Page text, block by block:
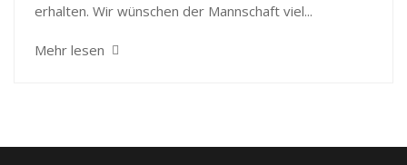
erhalten. Wir wünschen der Mannschaft viel...
Mehr lesen